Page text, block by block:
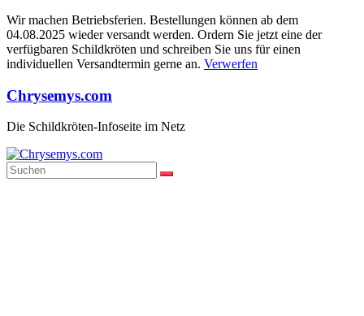
Wir machen Betriebsferien. Bestellungen können ab dem
04.08.2025 wieder versandt werden. Ordern Sie jetzt eine der
verfügbaren Schildkröten und schreiben Sie uns für einen
individuellen Versandtermin gerne an. Verwerfen
Zum
Inhalt
springen
Chrysemys.com
Die Schildkröten-Infoseite im Netz